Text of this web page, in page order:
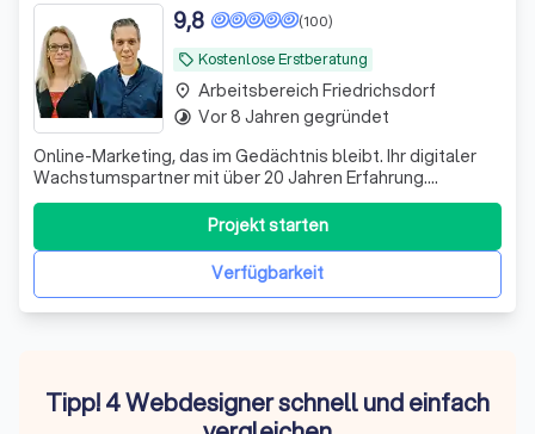
local_offer Kostenlose Erstberatung
(100)
9,8
Online-Marketing, das im Gedächtnis bleibt. Ihr digitaler
Wachstumspartner mit über 20 Jahren Erfahrung.
Zukunftssichere Strategien, messbare Ergebnisse,
persönliche Ansprechpartner & mehr!
Verfügbarkeit
Projekt starten
place Arbeitsbereich Friedrichsdorf
timelapse Vor 8 Jahren gegründet
Tipp! 4 Webdesigner schnell und einfach